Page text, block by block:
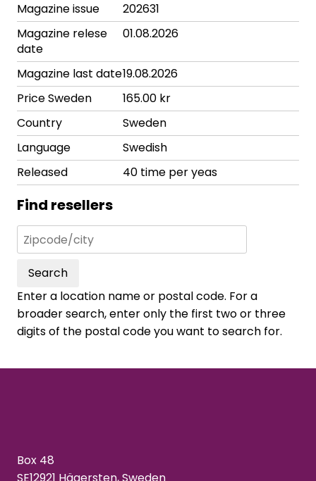
Magazine issue
202631
Magazine relese
date
01.08.2026
Magazine last date19.08.2026
Price Sweden
165.00 kr
Country
Sweden
Language
Swedish
Released
40 time per yeas
Find resellers
Search
Enter a location name or postal code. For a
broader search, enter only the first two or three
digits of the postal code you want to search for.
Box 48